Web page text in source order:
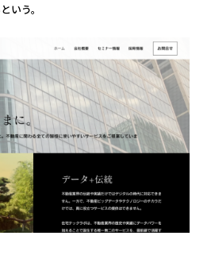
いう。